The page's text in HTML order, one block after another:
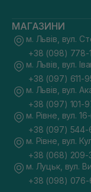
МАГАЗИНИ
м. Львів, вул.
+38 (098) 778-
м. Львів, вул.
+38 (097) 611-
м. Львів, вул.
+38 (097) 101-
м. Рівне, вул.
+38 (097) 544-
м. Рівне, вул.
+38 (068) 209-
м. Луцьк, вул.
+38 (098) 076-